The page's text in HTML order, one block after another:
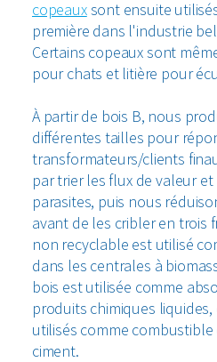
copeauxsont ensuite
première dans l'industrie
Certains copeaux sont
pour chats et litière pour
À partir de bois B, nous
différentes tailles pour
transformateurs/clients
par trier les flux de valeur
parasites, puis nous
avant de les cribler en trois
non recyclable est utilisé
dans les centrales à
bois est utilisée comme
produits chimiques
utilisés comme
ciment.